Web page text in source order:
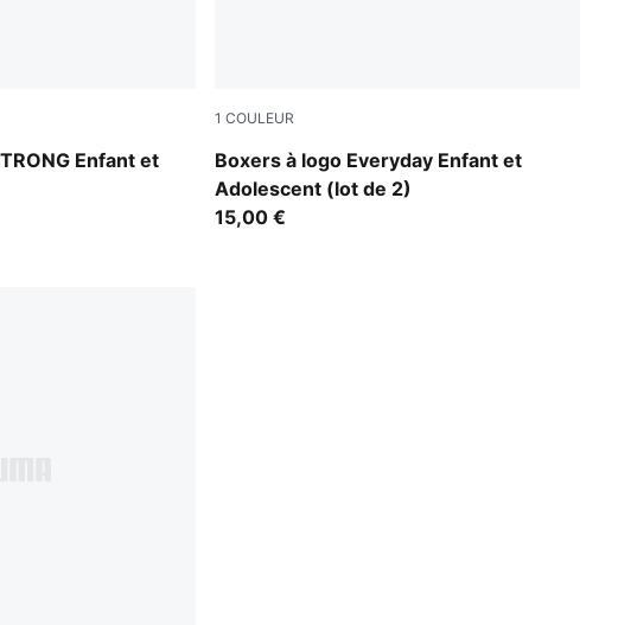
Enfant et
Glow
1 COULEUR
Boxers à logo Everyday Enfant et
Adolescent (lot de 2)
black
15,00 €